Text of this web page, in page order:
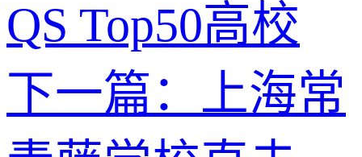
QS Top50高校
下一篇：上海常